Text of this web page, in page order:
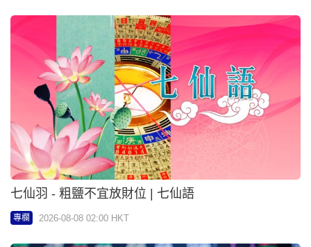
七仙羽 - 粗鹽不宜放財位 | 七仙語
專欄 2026-08-08 02:00 HKT